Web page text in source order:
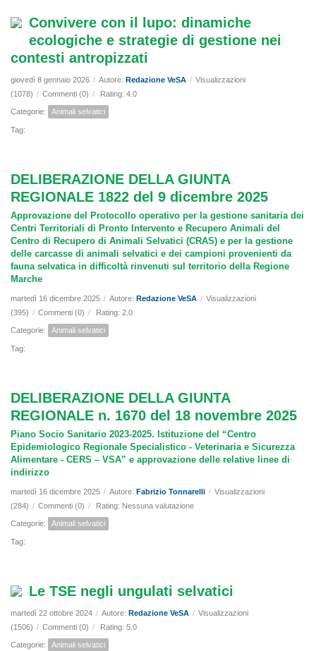
Convivere con il lupo: dinamiche
ecologiche e strategie di gestione nei
contesti antropizzati
giovedì 8 gennaio 2026 / Autore: Redazione VeSA / Visualizzazioni
(1078) / Commenti (0) / Rating: 4.0
Categorie: Animali selvatici
Tag:
DELIBERAZIONE DELLA GIUNTA
REGIONALE 1822 del 9 dicembre 2025
Approvazione del Protocollo operativo per la gestione sanitaria dei
Centri Territoriali di Pronto Intervento e Recupero Animali del
Centro di Recupero di Animali Selvatici (CRAS) e per la gestione
delle carcasse di animali selvatici e dei campioni provenienti da
fauna selvatica in difficoltà rinvenuti sul territorio della Regione
Marche
martedì 16 dicembre 2025 / Autore: Redazione VeSA / Visualizzazioni
(395) / Commenti (0) / Rating: 2.0
Categorie: Animali selvatici
Tag:
DELIBERAZIONE DELLA GIUNTA
REGIONALE n. 1670 del 18 novembre 2025
Piano Socio Sanitario 2023-2025. Istituzione del “Centro
Epidemiologico Regionale Specialistico - Veterinaria e Sicurezza
Alimentare - CERS – VSA” e approvazione delle relative linee di
indirizzo
martedì 16 dicembre 2025 / Autore: Fabrizio Tonnarelli / Visualizzazioni
(284) / Commenti (0) / Rating: Nessuna valutazione
Categorie: Animali selvatici
Tag:
Le TSE negli ungulati selvatici
martedì 22 ottobre 2024 / Autore: Redazione VeSA / Visualizzazioni
(1506) / Commenti (0) / Rating: 5.0
Categorie: Animali selvatici